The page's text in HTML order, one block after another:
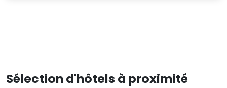
Sélection d'hôtels à proximité